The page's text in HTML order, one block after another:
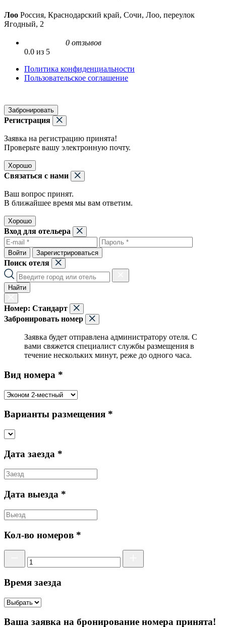
Лоо Россия, Краснодарский край, Сочи, Лоо, переулок
Ягодный, 2
0 отзывов
0.0 из 5
Политика конфиденциальности
Пользовательское соглашение
Забронировать
Регистрация
Заявка на регистрацию принята!
Проверьте вашу электронную почту.
Хорошо
Связаться с нами
Ваш вопрос принят.
В ближайшее время мы вам ответим.
Хорошо
Вход для отельера
Войти Зарегистрироваться
Поиск отеля
Найти
Номер: Стандарт
Забронировать номер
Заявка будет отправлена администратору отеля. С
вами свяжется специалист службы размещения в
течение нескольких минут, реже до одного часа.
Вид номера *
Варианты размещения *
Дата заезда *
Дата выезда *
Кол-во номеров *
Время заезда
Ваша заявка на бронирование номера принята!